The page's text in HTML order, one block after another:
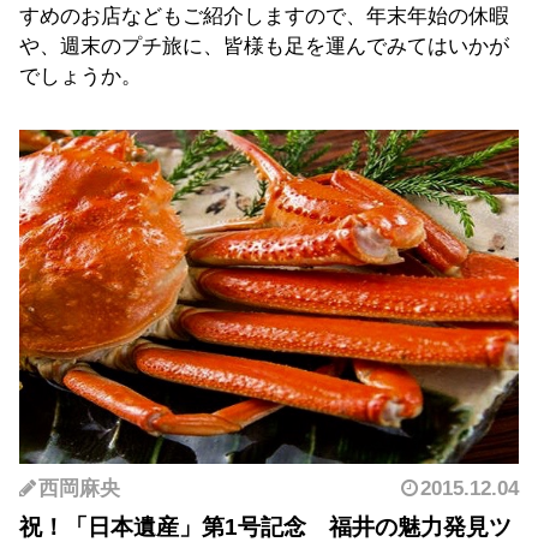
すめのお店などもご紹介しますので、年末年始の休暇
や、週末のプチ旅に、皆様も足を運んでみてはいかが
でしょうか。
西岡麻央 2015.12.04
祝！「日本遺産」第1号記念 福井の魅力発見ツ